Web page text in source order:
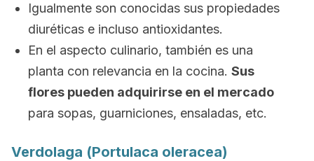
Igualmente son conocidas sus propiedades
diuréticas e incluso antioxidantes.
En el aspecto culinario, también es una
planta con relevancia en la cocina. Sus
flores pueden adquirirse en el mercado
para sopas, guarniciones, ensaladas, etc.
Verdolaga (Portulaca oleracea)